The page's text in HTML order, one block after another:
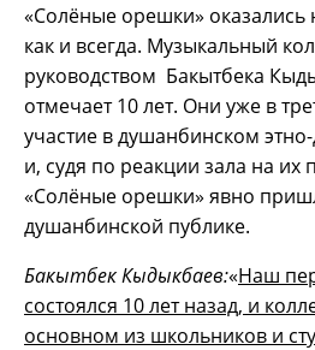
«Солёные орешки» оказались
как и всегда. Музыкальный
руководством Бакытбека
отмечает 10 лет. Они уже в
участие в душанбинском
и, судя по реакции зала на их
«Солёные орешки» явно
душанбинской публике.
Бакытбек Кыдыкбаев:«Наш
состоялся 10 лет назад, и
основном из школьников и